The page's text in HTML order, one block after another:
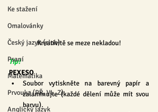
Ke stažení
Omalovánky
Český jazyk (sloh)
Psaní
Matematika
Prvouka (PŘ, VL, Z)
Anglický jazyk
Kreativitě se meze nekladou!
Tip!
PEXESO
Soubor vytiskněte na barevný papír a
zalaminujte (každé dělení může mít svou
barvu).